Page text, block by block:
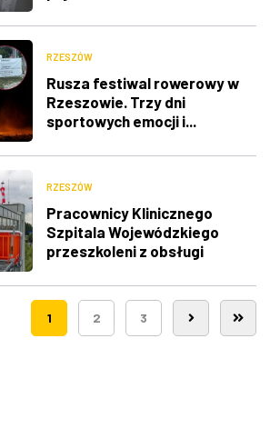
RZESZÓW
Rusza festiwal rowerowy w
Rzeszowie. Trzy dni
sportowych emocji i...
RZESZÓW
Pracownicy Klinicznego
Szpitala Wojewódzkiego
przeszkoleni z obsługi
śmigłowców LPR
1 2 3